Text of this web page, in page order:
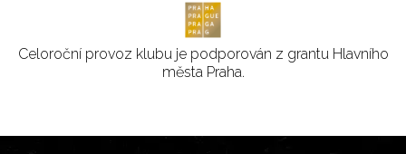
Celoroční provoz klubu je podporován z grantu Hlavního
města Praha.